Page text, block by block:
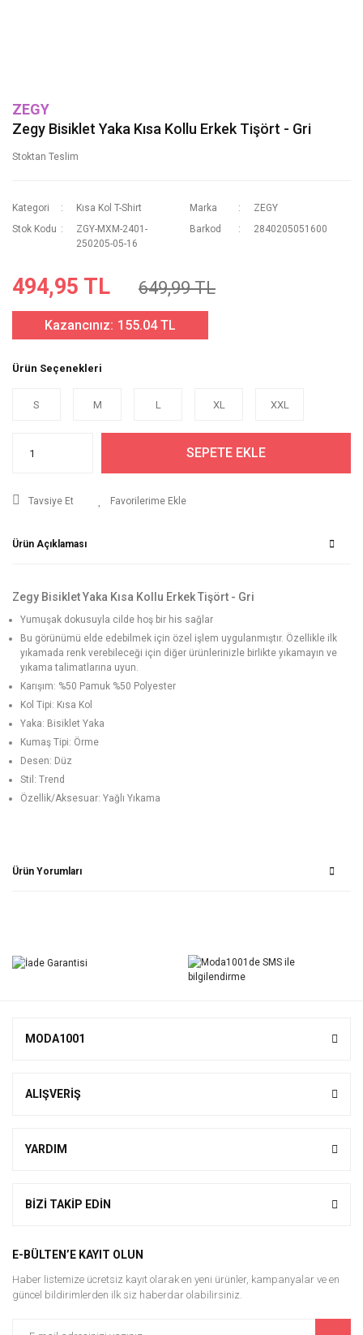
ZEGY
Zegy Bisiklet Yaka Kısa Kollu Erkek Tişört - Gri
Stoktan Teslim
Kategori Kısa Kol T-Shirt Marka
ZEGY
Stok Kodu
ZGY-MXM-2401-
250205-05-16
Barkod 2840205051600
494,95 TL 649,99 TL
Kazancınız: 155.04 TL
Ürün Seçenekleri
S M L XL XXL
SEPETE EKLE
Tavsiye Et
Ürün Açıklaması
Zegy Bisiklet Yaka Kısa Kollu Erkek Tişört - Gri
Yumuşak dokusuyla cilde hoş bir his sağlar
Bu görünümü elde edebilmek için özel işlem uygulanmıştır. Özellikle ilk
yıkamada renk verebileceği için diğer ürünlerinizle birlikte yıkamayın ve
yıkama talimatlarına uyun.
Karışım: %50 Pamuk %50 Polyester
Kol Tipi: Kısa Kol
Yaka: Bisiklet Yaka
Kumaş Tipi: Örme
Desen: Düz
Stil: Trend
Özellik/Aksesuar: Yağlı Yıkama
Ürün Yorumları
Yorum Yaz
MODA1001
ALIŞVERİŞ
YARDIM
BİZİ TAKİP EDİN
E-BÜLTEN’E KAYIT OLUN
Haber listemize ücretsiz kayıt olarak en yeni ürünler, kampanyalar ve en
güncel bildirimlerden ilk siz haberdar olabilirsiniz.